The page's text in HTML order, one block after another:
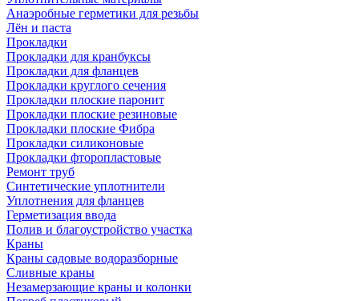
Анаэробные герметики для резьбы
Лён и паста
Прокладки
Прокладки для кранбуксы
Прокладки для фланцев
Прокладки круглого сечения
Прокладки плоские паронит
Прокладки плоские резиновые
Прокладки плоские Фибра
Прокладки силиконовые
Прокладки фторопластовые
Ремонт труб
Синтетические уплотнители
Уплотнения для фланцев
Герметизация ввода
Полив и благоустройство участка
Краны
Краны садовые водоразборные
Сливные краны
Незамерзающие краны и колонки